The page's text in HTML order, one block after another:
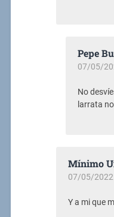
Pepe
07/05/
No
larrata
Mínimo
07/05/2022
Y a mi que